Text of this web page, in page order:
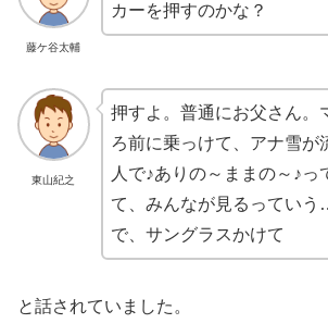
藤ケ谷太輔
カーを押すのかな？
東山紀之
押すよ。普通にお父さん。
ろ前に乗っけて、アナ雪が
人で♪ありの～ままの～♪っ
て、みんなが見るってい
で、サングラスかけて
と話されていました。